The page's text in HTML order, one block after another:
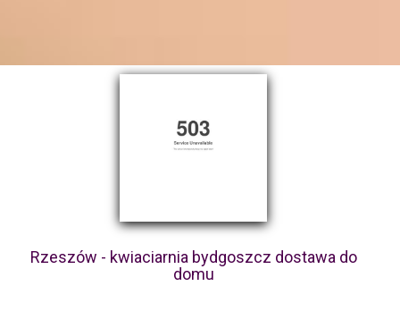
Rzeszów - kwiaciarnia bydgoszcz dostawa do
domu